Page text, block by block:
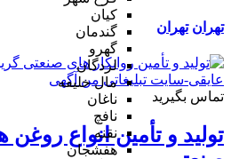
کیان
گندمان
گهرو
لردگان
مال خلیفه
ناغان
نافچ
نقنه
هفشجان
تهران تهران
تماس بگیرید
تولید و تأمین انواع